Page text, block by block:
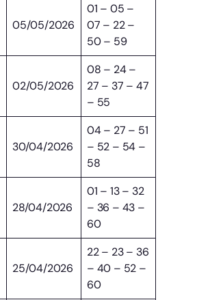
05/05/2026
01 – 05 –
07 – 22 –
50 – 59
02/05/2026
08 – 24 –
27 – 37 – 47
– 55
30/04/2026
04 – 27 – 51
– 52 – 54 –
58
28/04/2026
01 – 13 – 32
– 36 – 43 –
60
25/04/2026
22 – 23 – 36
– 40 – 52 –
60